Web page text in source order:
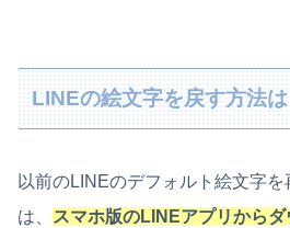
LINEの絵文字を戻す方法は
以前のLINEのデフォルト絵文字
は、 スマホ版のLINEアプリから